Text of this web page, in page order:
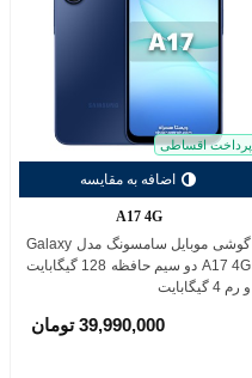
پرداخت اقساطی
اضافه به مقایسه
A17 4G
گوشی موبایل سامسونگ مدل Galaxy
A17 4G دو سیم حافظه 128 گیگابایت
و رم 4 گیگابایت
39,990,000 تومان